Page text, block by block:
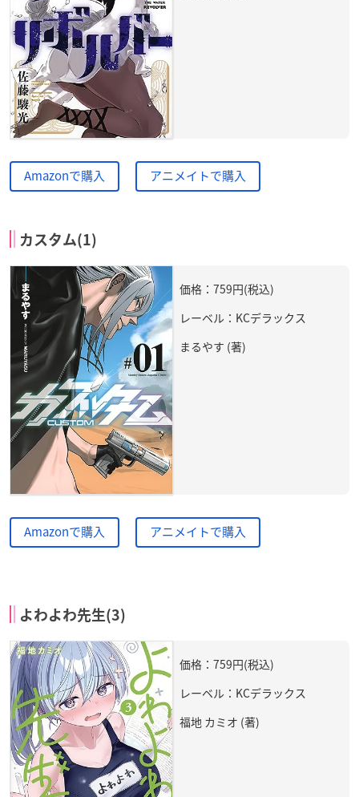
Amazonで購入 アニメイトで購入
カスタム(1)
価格：759円(税込)
レーベル：KCデラックス
まるやす (著)
Amazonで購入 アニメイトで購入
よわよわ先生(3)
価格：759円(税込)
レーベル：KCデラックス
福地 カミオ (著)